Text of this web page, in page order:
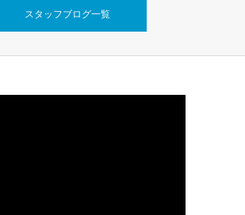
スタッフブログ一覧